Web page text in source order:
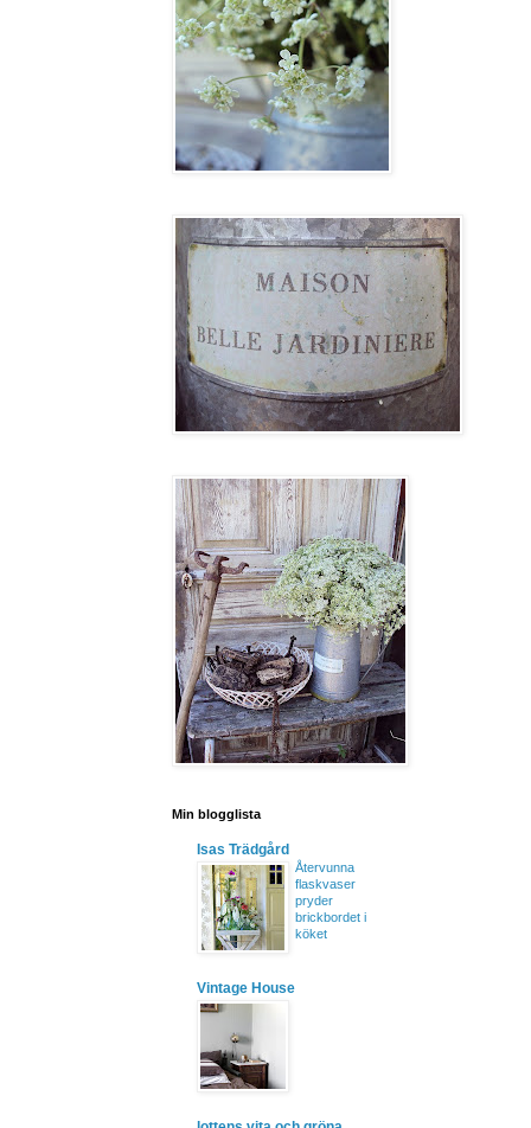
Min blogglista
Isas Trädgård
Återvunna
flaskvaser
pryder
brickbordet i
köket
Vintage House